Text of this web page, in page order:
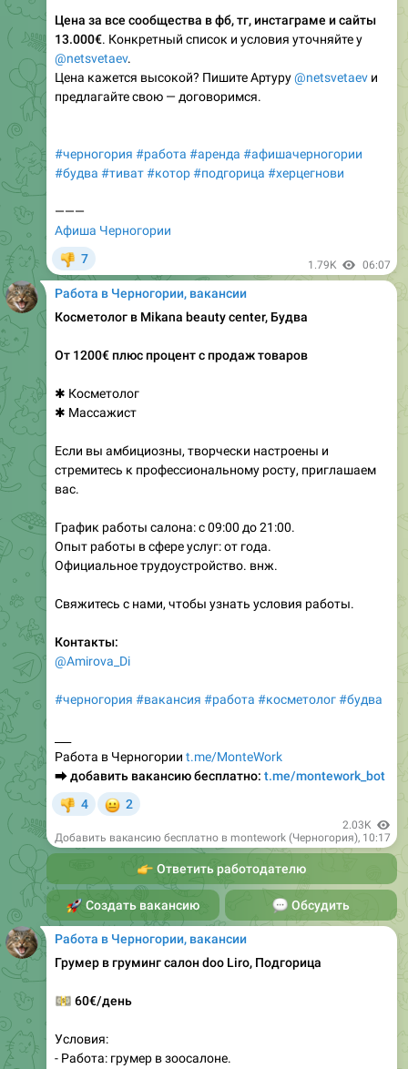
Цена за все сообщества в фб, тг, инстаграме и сайты
13.000€. Конкретный список и условия уточняйте у
@netsvetaev.
Цена кажется высокой? Пишите Артуру@netsvetaev и
предлагайте свою — договоримся.
#черногория #работа #аренда #афишачерногории
#будва #тиват#котор#подгорица #херцегнови
———
Афиша Черногории
7 1.79K 06:07
Работа в Черногории, вакансии
Косметолог в Mikana beauty center, Будва
От 1200€ плюс процент с продаж товаров
✱ Косметолог
✱ Массажист
Если вы амбициозны, творчески настроены и
стремитесь к профессиональному росту, приглашаем
вас.
График работы салона: с 09:00 до 21:00.
Опыт работы в сфере услуг: от года.
Официальное трудоустройство. внж.
Свяжитесь с нами, чтобы узнать условия работы.
Контакты:
@Amirova_Di
#черногория #вакансия #работа #косметолог#будва
Работа в Черногории t.me/MonteWork
⮕добавить вакансию бесплатно: t.me/montework_bot
4 2
2.03K
Добавить вакансию бесплатно в montework (Черногория), 10:17
👉Ответить работодателю
Создать вакансию💬Обсудить
Работа в Черногории, вакансии
Грумер в груминг салон doo Liro, Подгорица
60€/день
Условия:
- Работа: грумер в зоосалоне.